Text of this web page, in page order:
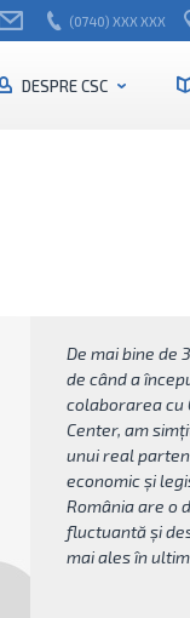
(0740) XXX XXX
DESPRE CSC
De mai bine de
de când a
colaborarea cu
Center, am
unui real
economic și
România are o
fluctuantă și
mai ales în